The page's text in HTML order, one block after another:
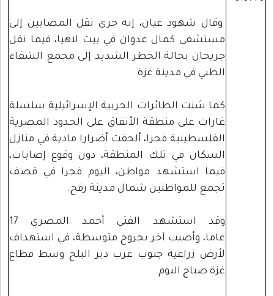
وقال شهود عيان، إنه جرى نقل المصابين إلى
مستشفى كمال عدوان في بيت لاهيا، فيما نقل
جريحان بحالة الخطر الشديد إلى مجمع الشفاء
الطبي في مدينة غزة.
كما شنت الطائرات الحربية الإسرائيلية سلسلة
غارات على منطقة الأنفاق على الحدود المصرية
الفلسطينية فجرا، ألحقت أضرارا مادية في منازل
السكان في تلك المنطقة، دون وقوع إصابات،
فيما استشهد مواطن، اليوم فجرا في قصف
تجمع للمواطنين شمال مدينة رفح.
وقد استشهد الفتى أحمد المصري 17
عاما، وأصيب آخر بجروح متوسطة، في استهداف
لأرض زراعية جنوب غرب دير البلح وسط قطاع
غزة صباح اليوم.